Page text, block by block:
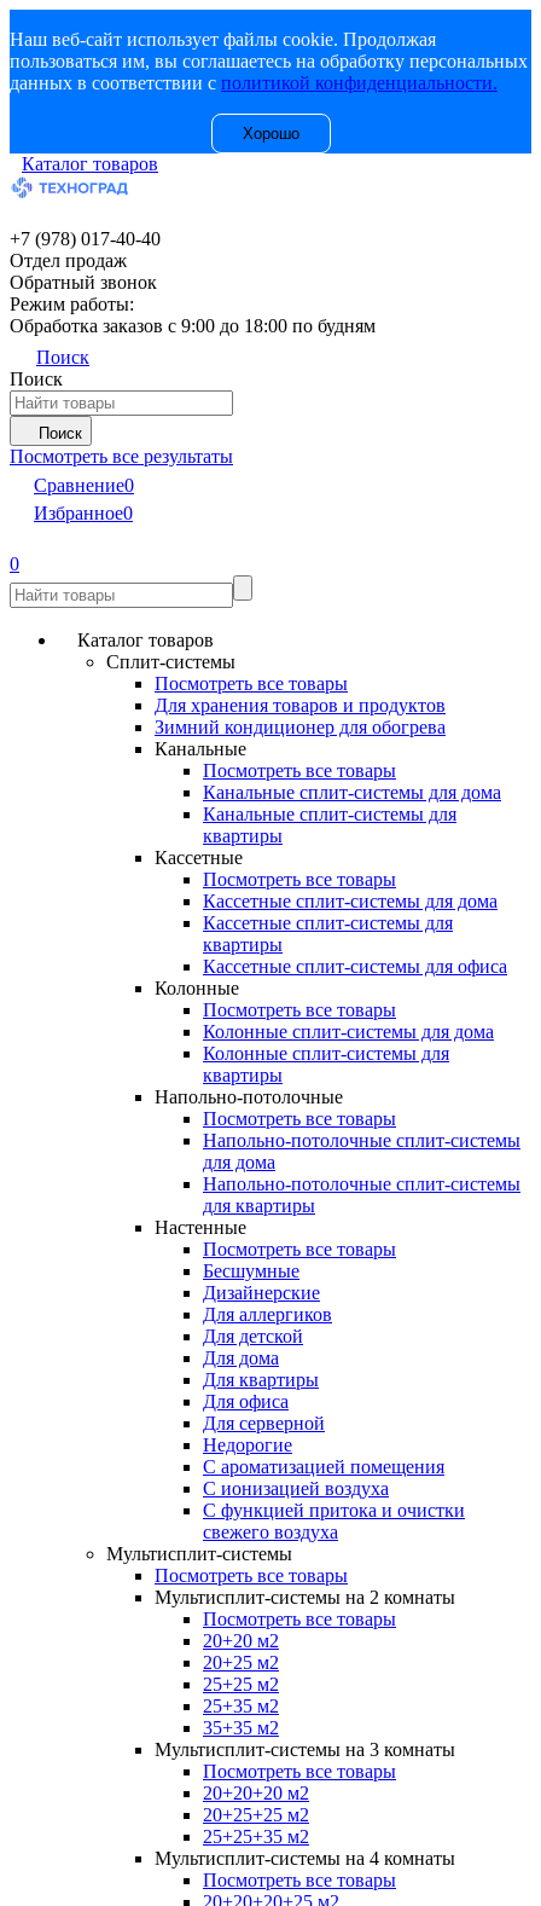
Наш веб-сайт использует файлы cookie. Продолжая
пользоваться им, вы соглашаетесь на обработку персональных
данных в соответствии с политикой конфиденциальности.
Хорошо
Каталог товаров
+7 (978) 017-40-40
Отдел продаж
Обратный звонок
Режим работы:
Обработка заказов с 9:00 до 18:00 по будням
Поиск
Поиск
Поиск
Посмотреть все результаты
Сравнение0
Избранное0
0
Каталог товаров
Сплит-системы
Посмотреть все товары
Для хранения товаров и продуктов
Зимний кондиционер для обогрева
Канальные
Посмотреть все товары
Канальные сплит-системы для дома
Канальные сплит-системы для
квартиры
Кассетные
Посмотреть все товары
Кассетные сплит-системы для дома
Кассетные сплит-системы для
квартиры
Кассетные сплит-системы для офиса
Колонные
Посмотреть все товары
Колонные сплит-системы для дома
Колонные сплит-системы для
квартиры
Напольно-потолочные
Посмотреть все товары
Напольно-потолочные сплит-системы
для дома
Напольно-потолочные сплит-системы
для квартиры
Настенные
Посмотреть все товары
Бесшумные
Дизайнерские
Для аллергиков
Для детской
Для дома
Для квартиры
Для офиса
Для серверной
Недорогие
С ароматизацией помещения
С ионизацией воздуха
С функцией притока и очистки
свежего воздуха
Мультисплит-системы
Посмотреть все товары
Мультисплит-системы на 2 комнаты
Посмотреть все товары
20+20 м2
20+25 м2
25+25 м2
25+35 м2
35+35 м2
Мультисплит-системы на 3 комнаты
Посмотреть все товары
20+20+20 м2
20+25+25 м2
25+25+35 м2
Мультисплит-системы на 4 комнаты
Посмотреть все товары
20+20+20+25 м2